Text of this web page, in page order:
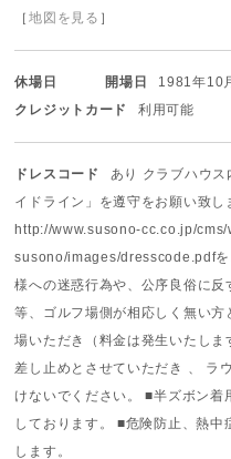
［地図を見る ］
休場日 開場日
1981年10
クレジットカード
利用可能
ドレスコード
あり クラブハウ
イドライン」を遵守をお願い致し
http://www.susono-cc.co.jp/
susono/images/dresscode.pdfを
様への迷惑行為や、公序良俗に
等、ゴルフ場側が相応しく無い
場いただき（料金は発生いたし
差し止めとさせていただき 、 ラ
けないでください。 ■半ズボン着
しております。 ■危険防止、熱中
します。